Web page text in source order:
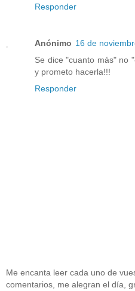
Responder
Anónimo 16 de
Se dice "cuanto más" no
y prometo hacerla!!!
Responder
Me encanta leer cada uno de
comentarios, me alegran el día,